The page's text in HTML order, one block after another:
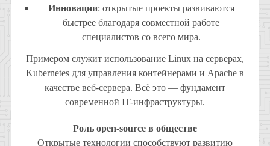
Инновации: открытые проекты развиваются
быстрее благодаря совместной работе
специалистов со всего мира.
Примером служит использование Linux на серверах,
Kubernetes для управления контейнерами и Apache в
качестве веб-сервера. Всё это — фундамент
современной IT-инфраструктуры.
Роль open-source в обществе
Открытые технологии способствуют развитию